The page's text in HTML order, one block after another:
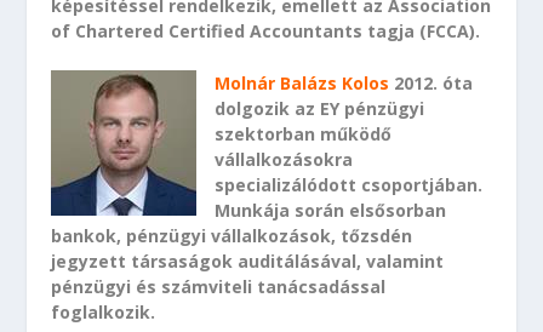
képesítéssel rendelkezik, emellett az Association
of Chartered Certified Accountants tagja (FCCA).
Molnár Balázs Kolos 2012. óta
dolgozik az EY pénzügyi
szektorban működő
vállalkozásokra
specializálódott csoportjában.
Munkája során elsősorban
bankok, pénzügyi vállalkozások, tőzsdén
jegyzett társaságok auditálásával, valamint
pénzügyi és számviteli tanácsadással
foglalkozik.